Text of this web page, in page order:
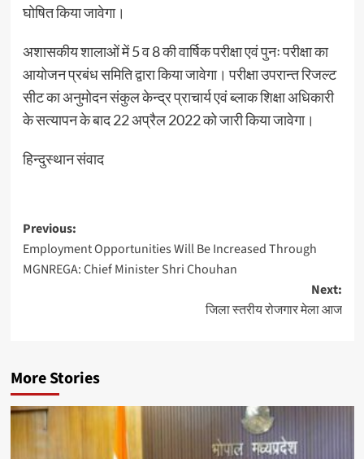
घोषित किया जावेगा।
अशासकीय शालाओं में 5 व 8 की वार्षिक परीक्षा एवं पुनः परीक्षा का
आयोजन प्रबंध समिति द्वारा किया जावेगा। परीक्षा उपरान्त रिजल्ट
सीट का अनुमोदन संकुल केन्द्र प्राचार्य एवं ब्लाक शिक्षा अधिकारी
के सत्यापन के बाद 22 अप्रैल 2022 को जारी किया जावेगा।
हिन्दुस्थान संवाद
Post
navigation
Previous:
Employment Opportunities Will Be Increased Through
MGNREGA: Chief Minister Shri Chouhan
Next:
जिला स्तरीय रोजगार मेला आज
More Stories